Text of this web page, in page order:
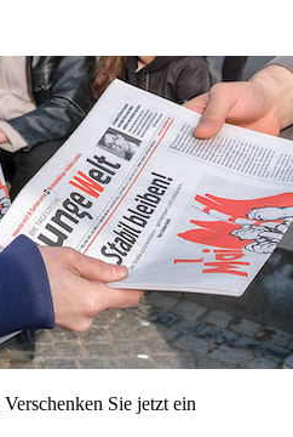
Verschenken Sie jetzt ein